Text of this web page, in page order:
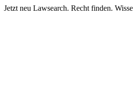
Jetzt neu Lawsearch. Recht finden.